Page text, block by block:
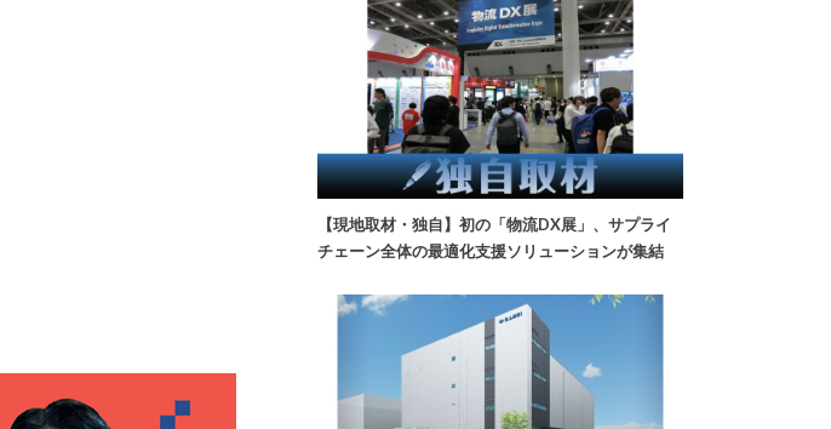
【現地取材・独自】初の「物流DX展」、サプライ
チェーン全体の最適化支援ソリューションが集結